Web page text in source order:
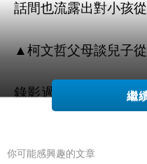
話間也流露出對小孩
▲柯文哲父母談兒子
錄影過程中，主持人
影響，讓一旁的柯媽
袋掏出手帕給她擦拭
繼
你可能感興趣的文章